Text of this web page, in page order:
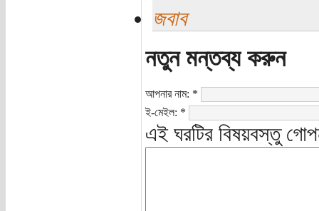
জবাব
নতুন মন্তব্য করুন
আপনার নাম: *
ই-মেইল: *
এই ঘরটির বিষয়বস্তু